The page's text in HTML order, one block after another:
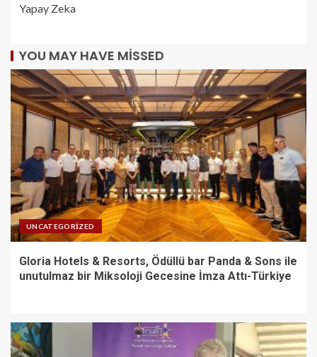
Yapay Zeka
YOU MAY HAVE MISSED
UNCATEGORIZED
Gloria Hotels & Resorts, Ödüllü bar Panda & Sons ile
unutulmaz bir Miksoloji Gecesine İmza Attı-Türkiye